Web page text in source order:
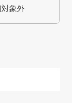
象外